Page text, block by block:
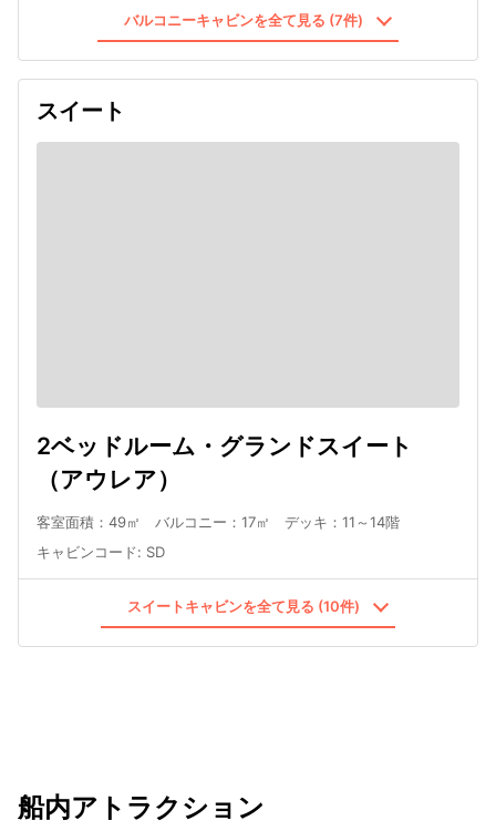
バルコニーキャビンを全て見る (7件)
スイート
2ベッドルーム・グランドスイート
（アウレア）
客室面積：49㎡ バルコニー：17㎡ デッキ：11～14階
キャビンコード: SD
スイートキャビンを全て見る (10件)
船内アトラクション